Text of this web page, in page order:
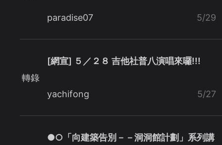
paradise07 5/29
轉錄
[網宣] ５／２８ 吉他社普八演唱來囉!!!
yachifong 5/27
●○「向建築告別－－洞洞館計劃」系列講